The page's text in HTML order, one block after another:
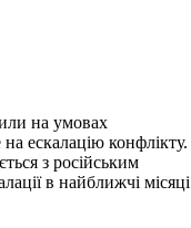
на умовах
ескалацію конфлікту.
з російським
в найближчі місяці